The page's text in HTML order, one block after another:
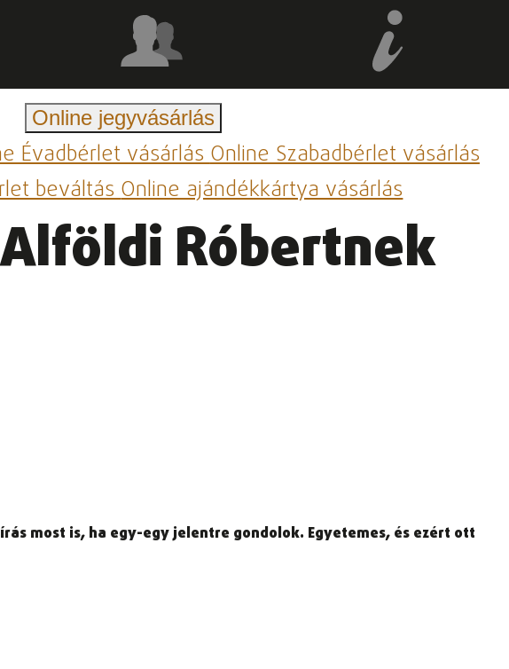
Online jegyvásárlás
Évadbérlet vásárlásOnline Szabadbérlet vásárlás
beváltásOnline ajándékkártya vásárlás
Róbertnek
most is, ha egy-egy jelentre gondolok. Egyetemes, és ezért ott